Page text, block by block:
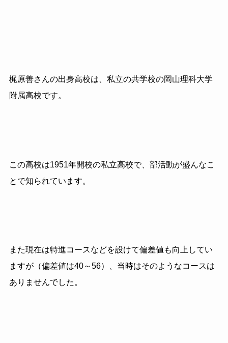
梶原善さんの出身高校は、私立の共学校の岡山理科大学
附属高校です。
この高校は1951年開校の私立高校で、部活動が盛んなこ
とで知られています。
また現在は特進コースなどを設けて偏差値も向上してい
ますが（偏差値は40～56）、当時はそのようなコースは
ありませんでした。